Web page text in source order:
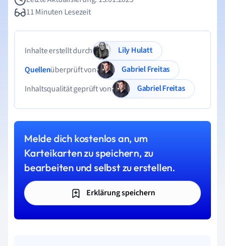
11 Minuten Lesezeit
Inhalte erstellt durch
Lily Hulatt
Quellenüberprüft von
Gabriel Freitas
Inhaltsqualität geprüft von
Gabriel Freitas
Melde dich kostenlos an, um
Karteikarten zu speichern, zu
bearbeiten und selbst zu erstellen.
Erklärung speichern